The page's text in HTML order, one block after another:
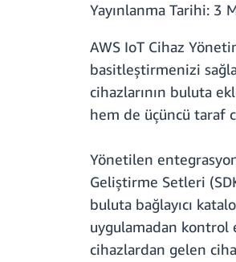
Yayınlanma Tarihi: 3
AWS IoT Cihaz
basitleştirmenizi
cihazlarının buluta
hem de üçüncü taraf
Yönetilen
Geliştirme Setleri
buluta bağlayıcı
uygulamadan kontrol
cihazlardan gelen